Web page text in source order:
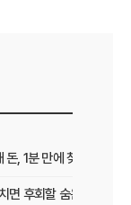
, 1분 만에 찾는 비법 공
면 후회할 숨은 보험금